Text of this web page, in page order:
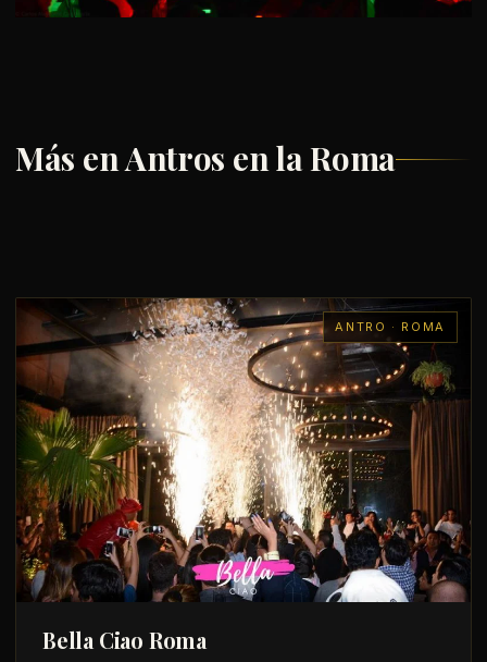
Más en Antros en la Roma
ANTRO · ROMA
Bella Ciao Roma